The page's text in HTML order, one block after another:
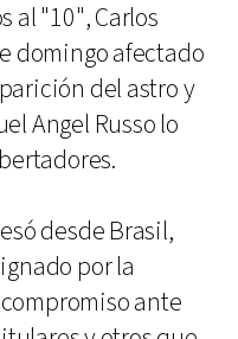
al "10", Carlos
domingo afectado
del astro y
Angel Russo lo
desde Brasil,
por la
ante